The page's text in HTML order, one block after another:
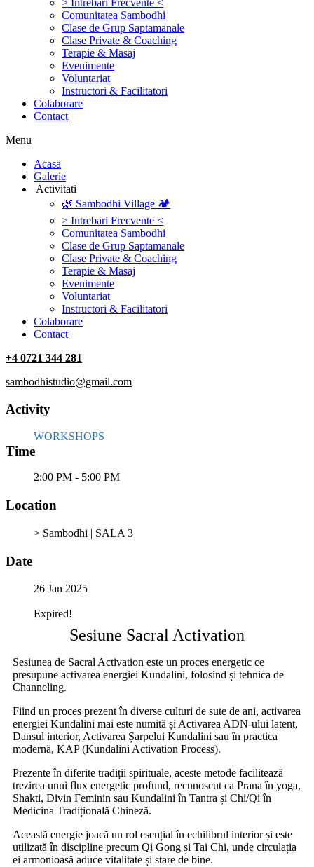
> Intrebari Frecvente <
Comunitatea Sambodhi
Clase de Grup Saptamanale
Clase Private & Coaching
Terapie & Masaj
‎Evenimente
Voluntariat
‏‏‎Instructori & Facilitatori
Colaborare
Contact
Menu
‎Acasa
Galerie
‎ ‎Activitati‎
🌿 Sambodhi Village 🏕️
> Intrebari Frecvente <
Comunitatea Sambodhi
Clase de Grup Saptamanale
Clase Private & Coaching
Terapie & Masaj
‎Evenimente
Voluntariat
‏‏‎Instructori & Facilitatori
Colaborare
Contact
+4 0721 344 281
sambodhistudio@gmail.com
Activity
WORKSHOPS
Time
2:00 PM - 5:00 PM
Location
> Sambodhi | SALA 3
Date
26 Jan 2025
Expired!
Sesiune Sacral Activation
Sesiunea de Sacral Activation este un proces energetic ce
presupune activarea energiei Kundalini, folosind și tehnica de
Channeling.
Fiind un proces prezent în diverse culturi de sute de ani, activarea
energiei Kundalini mai este numită și Activarea ADN-ului latent,
Dansul interior, Activarea Șarpelui Kundalini sau în practica
modernă, KAP (Kundalini Activation Process).
Prezente în diferite tradiții spirituale, aceste metode facilitează
trezirea unui flux energetic profund, recunoscut ca Prana în yoga,
Shakti, Divin Feminin sau Kundalini în Tantra și Chi/Qi în
Medicina Tradițională Chineză.
Această energie joacă un rol esențial în echilibrul interior și este
utilizată în discipline precum Qi Gong și Tai Chi, unde circulația
ei armonioasă aduce vitalitate și stare de bine.